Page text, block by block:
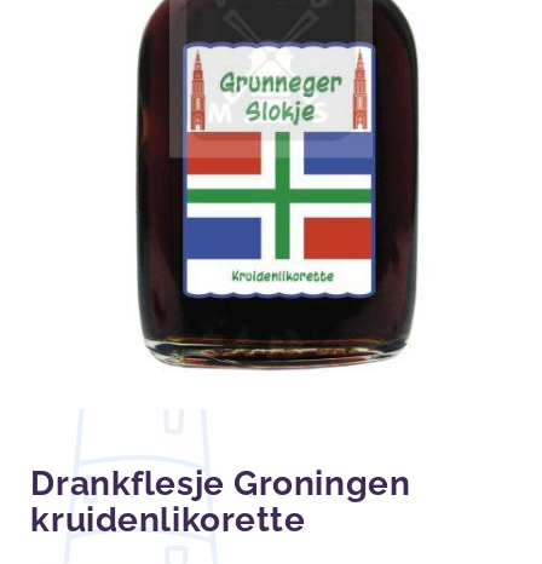
Drankflesje Groningen
kruidenlikorette